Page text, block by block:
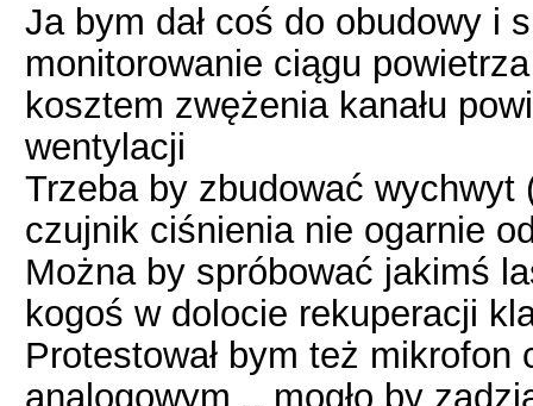
Ja bym dał coś do obudowy i
monitorowanie ciągu
kosztem zwężenia kanału
wentylacji
Trzeba by zbudować
czujnik ciśnienia nie ogarnie
Można by spróbować jakimś
kogoś w dolocie rekuperacji
Protestował bym też
analogowym .. mogło by